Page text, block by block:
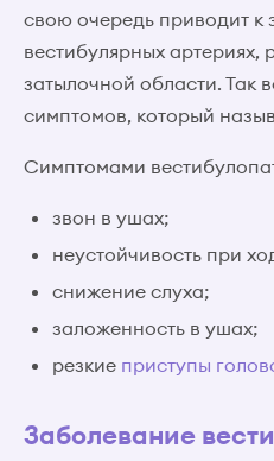
свою очередь приводит к
вестибулярных артериях,
затылочной области. Так
симптомов, который
Симптомами
звон в ушах;
неустойчивость при
снижение слуха;
заложенность в ушах;
резкие приступы
Заболевание